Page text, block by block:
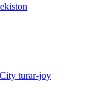
turar-joy